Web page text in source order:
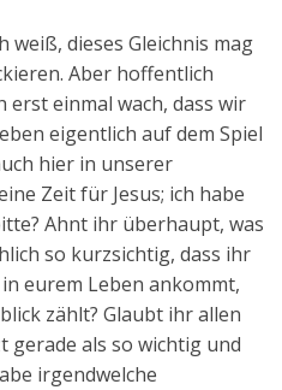
weiß, dieses Gleichnis mag
Aber hoffentlich
einmal wach, dass wir
eigentlich auf dem Spiel
hier in unserer
Zeit für Jesus; ich habe
Ahnt ihr überhaupt, was
so kurzsichtig, dass ihr
eurem Leben ankommt,
zählt? Glaubt ihr allen
gerade als so wichtig und
irgendwelche